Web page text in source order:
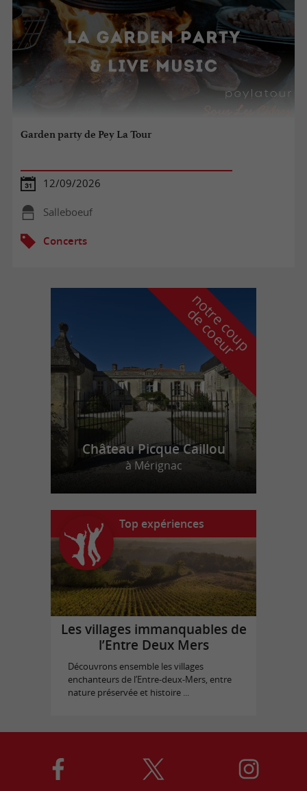
Garden party de Pey La Tour
12/09/2026
Salleboeuf
Concerts
n
o
t
r
e
c
o
u
p
d
e
c
o
e
u
r
Château Picque Caillou
à Mérignac
Top expériences
Les villages immanquables de
l’Entre Deux Mers
Découvrons ensemble les villages
enchanteurs de l’Entre-deux-Mers, entre
nature préservée et histoire ...